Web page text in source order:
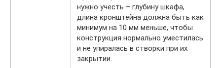
нужно учесть – глубину шкафа,
длина кронштейна должна быть как
минимум на 10 мм меньше, чтобы
конструкция нормально уместилась
и не упиралась в створки при их
закрытии.